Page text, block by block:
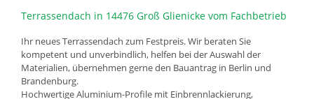
Terrassendach in 14476 Groß Glienicke vom Fachbetrieb
Ihr neues Terrassendach zum Festpreis. Wir beraten Sie
kompetent und unverbindlich, helfen bei der Auswahl der
Materialien, übernehmen gerne den Bauantrag in Berlin und
Brandenburg.
Hochwertige Aluminium-Profile mit Einbrennlackierung,